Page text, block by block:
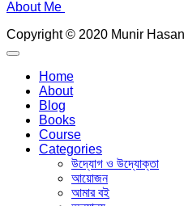
About Me
Copyright © 2020 Munir Hasan
Home
About
Blog
Books
Course
Categories
উদ্যোগ ও উদ্যোক্তা
আয়োজন
আমার বই